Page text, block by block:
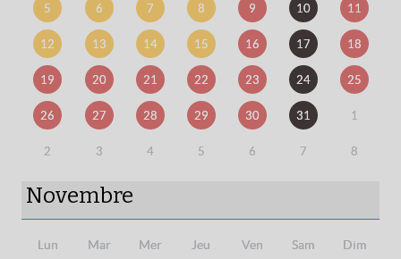
5 6 7 8 9 10 11
12 13 14 15 16 17 18
19 20 21 22 23 24 25
26 27 28 29 30 31 1
2 3 4 5 6 7 8
Novembre
Lun Mar Mer Jeu Ven Sam Dim